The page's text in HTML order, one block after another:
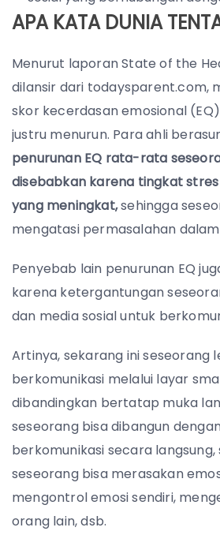
APA KATA DUNIA
Menurut laporan State of the
dilansir dari todaysparent.com,
skor kecerdasan emosional
justru menurun. Para ahli
penurunan EQ rata-rata
disebabkan karena tingkat
yang meningkat,sehingga
mengatasi permasalahan
Penyebab lain penurunan EQ
karena ketergantungan
dan media sosial untuk
Artinya, sekarang ini seseorang
berkomunikasi melalui layar
dibandingkan bertatap muka
seseorang bisa dibangun
berkomunikasi secara langsung,
seseorang bisa merasakan
mengontrol emosi sendiri,
orang lain, dsb.